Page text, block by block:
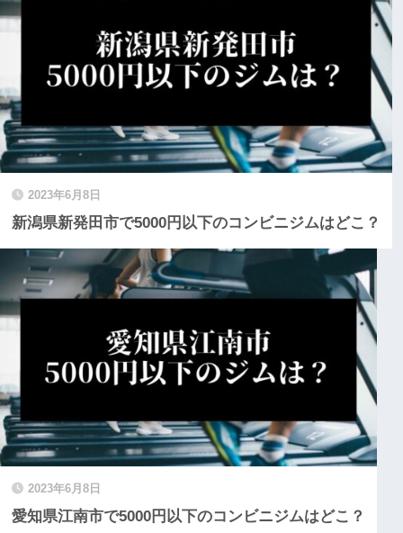
2023年6月8日
新潟県新発田市で5000円以下のコンビニジムはどこ？
2023年6月8日
愛知県江南市で5000円以下のコンビニジムはどこ？